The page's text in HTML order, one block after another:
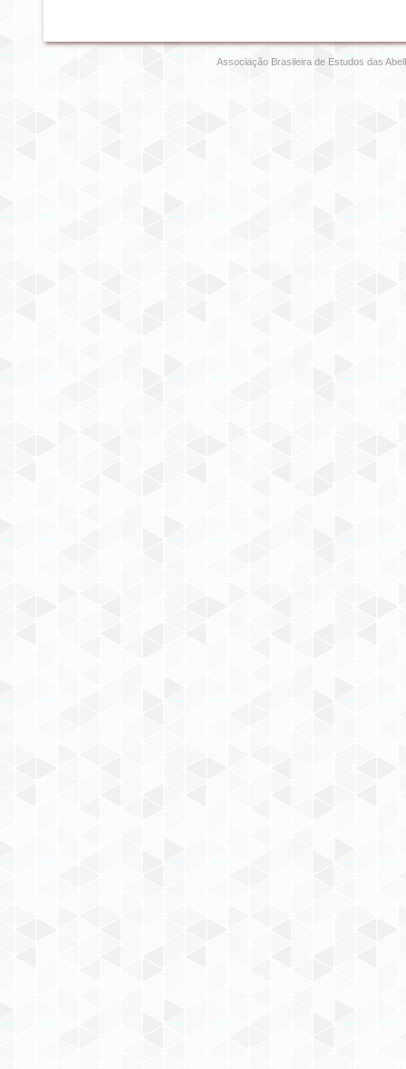
Associação Brasileira de Estudos das